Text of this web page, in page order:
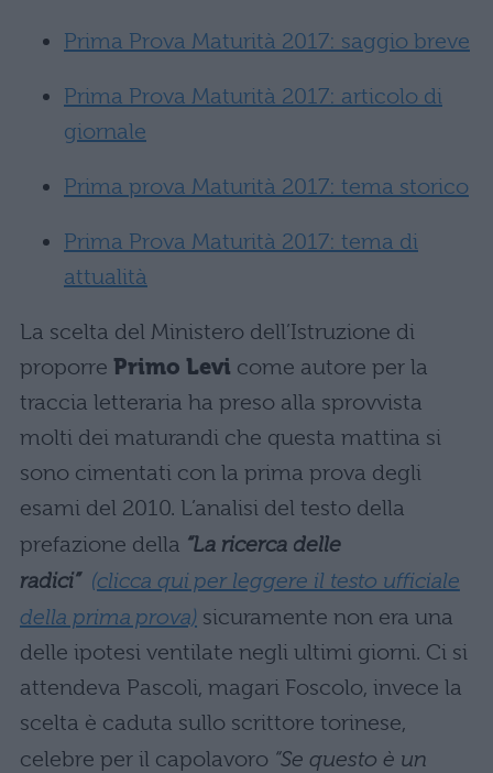
Prima Prova Maturità 2017: saggio breve
Prima Prova Maturità 2017: articolo di
giornale
Prima prova Maturità 2017: tema storico
Prima Prova Maturità 2017: tema di
attualità
La scelta del Ministero dell’Istruzione di
proporre Primo Levi come autore per la
traccia letteraria ha preso alla sprovvista
molti dei maturandi che questa mattina si
sono cimentati con la prima prova degli
esami del 2010. L’analisi del testo della
prefazione della “La ricerca delle
radici” (clicca qui per leggere il testo ufficiale
della prima prova) sicuramente non era una
delle ipotesi ventilate negli ultimi giorni. Ci si
attendeva Pascoli, magari Foscolo, invece la
scelta è caduta sullo scrittore torinese,
celebre per il capolavoro “Se questo è un